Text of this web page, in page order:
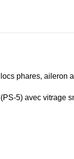
phares, aileron
5) avec vitrage